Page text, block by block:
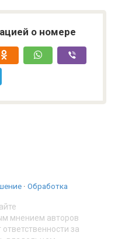
о номере
· Обработка
мнением авторов
за